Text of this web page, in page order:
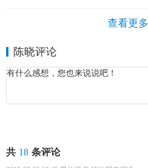
查看更多
陈晓评论
共 18 条评论